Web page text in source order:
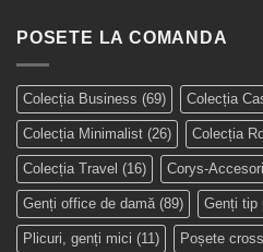
POSETE LA COMANDA
Colecția Business (69) Colecția
Colecția Minimalist (26) Colecția
Colecția Travel (16) Corys-
Genți office de damă (89) Genți tip
Plicuri, genți mici (11) Poșete